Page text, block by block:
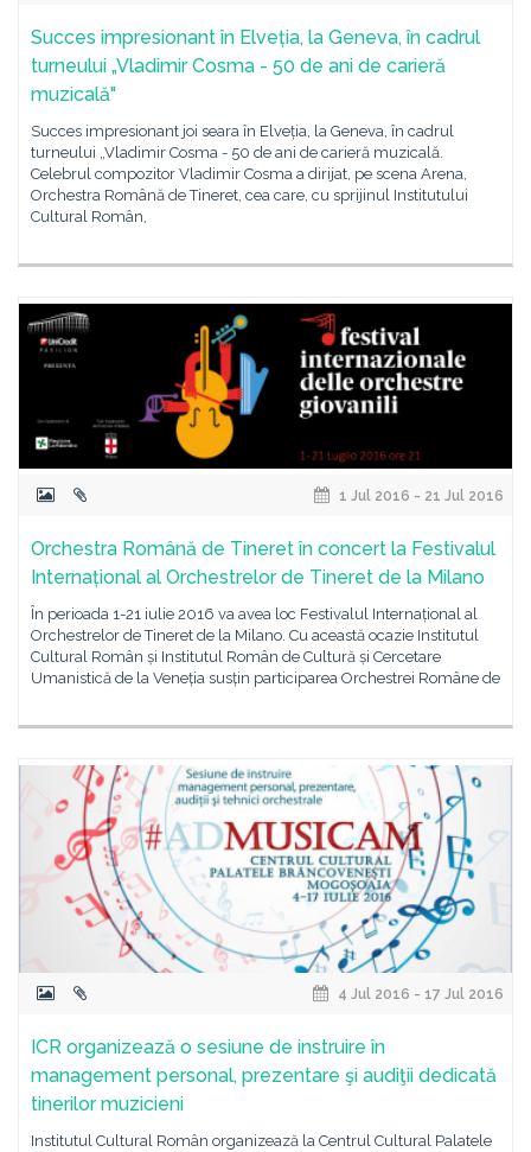
Succes impresionant în Elveția, la Geneva, în cadrul
turneului „Vladimir Cosma - 50 de ani de carieră
muzicală"
Succes impresionant joi seara în Elveția, la Geneva, în cadrul
turneului „Vladimir Cosma - 50 de ani de carieră muzicală.
Celebrul compozitor Vladimir Cosma a dirijat, pe scena Arena,
Orchestra Română de Tineret, cea care, cu sprijinul Institutului
Cultural Român,
1 Jul 2016 - 21 Jul 2016
Orchestra Română de Tineret în concert la Festivalul
Internațional al Orchestrelor de Tineret de la Milano
În perioada 1-21 iulie 2016 va avea loc Festivalul Internațional al
Orchestrelor de Tineret de la Milano. Cu această ocazie Institutul
Cultural Român și Institutul Român de Cultură și Cercetare
Umanistică de la Veneția susțin participarea Orchestrei Române de
4 Jul 2016 - 17 Jul 2016
ICR organizează o sesiune de instruire în
management personal, prezentare şi audiţii dedicată
tinerilor muzicieni
Institutul Cultural Român organizează la Centrul Cultural Palatele